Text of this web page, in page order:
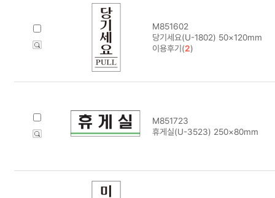
M851602
당기세요(U-1802) 50×120mm
이용후기(2)
M851723
휴게실(U-3523) 250×80mm